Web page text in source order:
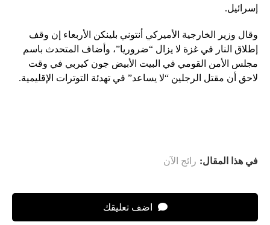
إسرائيل.
وقال وزير الخارجية الأميركي أنتوني بلينكن الأربعاء إن وقف
إطلاق النار في غزة لا يزال “ضروريا”، وأضاف المتحدث باسم
مجلس الأمن القومي في البيت الأبيض جون كيربي في وقت
لاحق أن مقتل الرجلين “لا يساعد” في تهدئة التوترات الإقليمية.
في هذا المقال: رائج الآن
اضف تعليقك